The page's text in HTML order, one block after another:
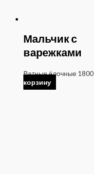
Мальчик с
варежками
Ватные ёлочные 1800
корзину